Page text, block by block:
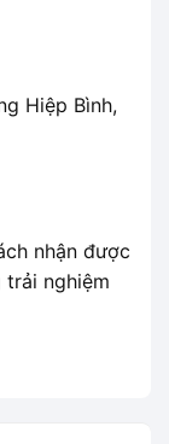
Hiệp Bình,
nhận được
nghiệm